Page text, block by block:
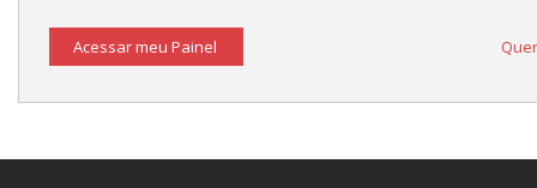
Acessar meu Painel